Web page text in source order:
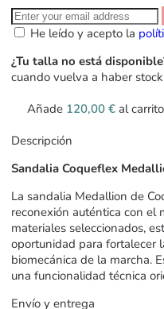
He leído y acepto la
¿Tu talla no está
cuando vuelva a haber
Añade 120,00 €al
Descripción
Sandalia Coqueflex
La sandalia Medallion de
reconexión auténtica con el
materiales seleccionados,
oportunidad para fortalecer
biomecánica de la marcha.
una funcionalidad técnica
Envío y entrega